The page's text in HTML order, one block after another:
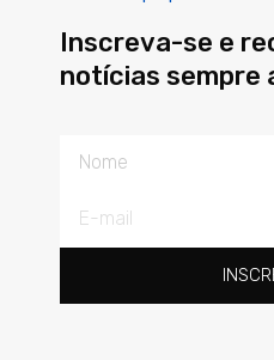
Inscreva-se e
notícias sempre